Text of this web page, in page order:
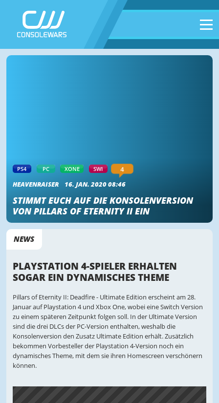
PS4 PC XONE SWI 4
HEAVENRAISER 16. JAN. 2020 08:46
STIMMT EUCH AUF DIE KONSOLENVERSION
VON PILLARS OF ETERNITY II EIN
NEWS
PLAYSTATION 4-SPIELER ERHALTEN
SOGAR EIN DYNAMISCHES THEME
Pillars of Eternity II: Deadfire - Ultimate Edition erscheint am 28.
Januar auf Playstation 4 und Xbox One, wobei eine Switch Version
zu einem späteren Zeitpunkt folgen soll. In der Ultimate Version
sind die drei DLCs der PC-Version enthalten, weshalb die
Konsolenversion den Zusatz Ultimate Edition erhält. Zusätzlich
bekommen Vorbesteller der Playstation 4-Version noch ein
dynamisches Theme, mit dem sie ihren Homescreen verschönern
können.